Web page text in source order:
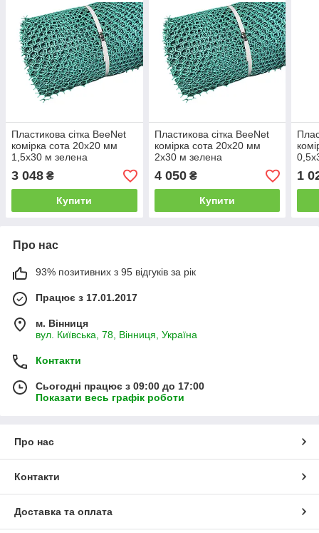
Пластикова сітка BeeNet
комірка сота 20х20 мм
1,5х30 м зелена
3 048 ₴
Купити
Пластикова сітка BeeNet
комірка сота 20х20 мм
2х30 м зелена
4 050₴
Купити
1
Про нас
93% позитивних з 95 відгуків за рік
Працює з 17.01.2017
м. Вінниця
вул. Київська, 78, Вінниця, Україна
Контакти
Сьогодні працює з 09:00 до 17:00
Показати весь графік роботи
Про нас
Контакти
Доставка та оплата